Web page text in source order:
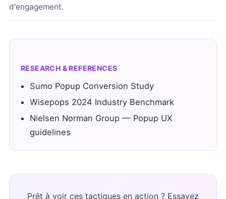
d'engagement.
RESEARCH & REFERENCES
Sumo Popup Conversion Study
Wisepops 2024 Industry Benchmark
Nielsen Norman Group — Popup UX
guidelines
Prêt à voir ces tactiques en action ? Essayez